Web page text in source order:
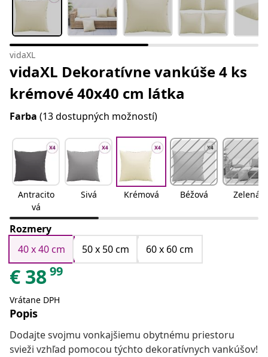
vidaXL
vidaXL Dekoratívne vankúše 4 ks
krémové 40x40 cm látka
Farba (13 dostupných možností)
Antracito
vá
Sivá Krémová Béžová Zelená
Rozmery
40 x 40 cm
50 x 50 cm 60 x 60 cm
€ 3899
Vrátane DPH
Popis
Dodajte svojmu vonkajšiemu obytnému priestoru
svieži vzhľad pomocou týchto dekoratívnych vankúšov!